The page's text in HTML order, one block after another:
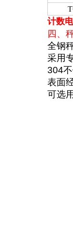
计数
四、
全钢
采用
304
表面
可选